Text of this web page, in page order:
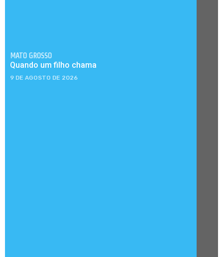
MATO GROSSO
Quando um filho chama
9 DE AGOSTO DE 2026